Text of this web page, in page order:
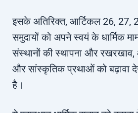
इसके अतिरिक्त, आर्टिकल 26, 27,
समुदायों को अपने स्वयं के धार्मिक
संस्थानों की स्थापना और रखरखाव,
और सांस्कृतिक प्रथाओं को बढ़ावा
है।